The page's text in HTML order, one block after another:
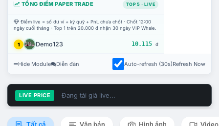
TỔNG ĐIỂM PAPER TRADE TOP 5 · LIVE
Điểm live = số dư ví + ký quỹ + PnL chưa chốt · Chốt 12:00
ngày cuối tháng · Top 1 trên 20.000 đ nhận 30 ngày VIP Whale.
1 Demo123 10.115 đ
Hide Module Diễn đàn Auto-refresh (30s)Refresh Now
LIVE PRICE Đang tải giá live...